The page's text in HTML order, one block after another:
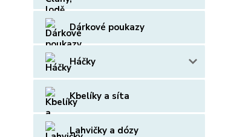
Dárkové poukazy
Háčky
Kbelíky a síta
Lahvičky a dózy